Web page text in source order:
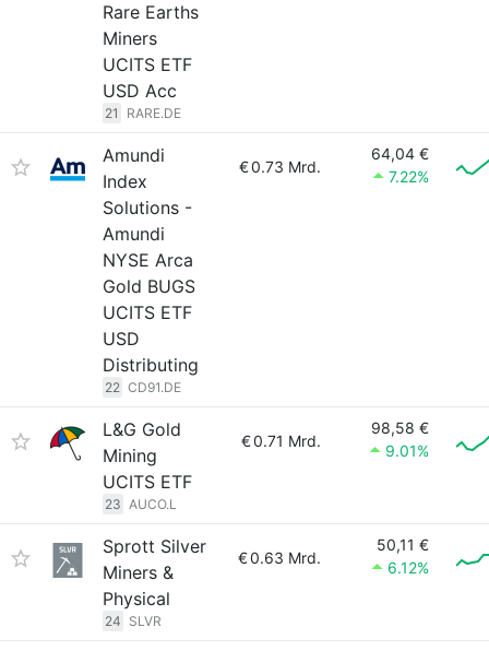
Rare Earths
Miners
UCITS ETF
USD Acc
21 RARE.DE
Amundi
Index
Solutions -
Amundi
NYSE Arca
Gold BUGS
UCITS ETF
USD
Distributing
22 CD91.DE
€0.73 Mrd.
64,04 €
7.22%
L&G Gold
Mining
UCITS ETF
23 AUCO.L
€0.71 Mrd.
98,58 €
9.01%
Sprott Silver
Miners &
Physical
24 SLVR
€0.63 Mrd.
50,11 €
6.12%